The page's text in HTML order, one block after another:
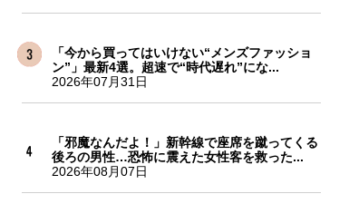
「今から買ってはいけない“メンズファッショ
ン”」最新4選。超速で“時代遅れ”にな...
2026年07月31日
「邪魔なんだよ！」新幹線で座席を蹴ってくる
後ろの男性…恐怖に震えた女性客を救った...
2026年08月07日